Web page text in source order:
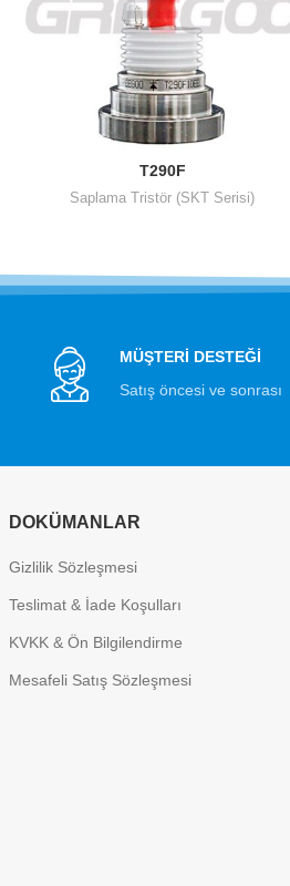
T290F
Saplama Tristör (SKT Serisi)
MÜŞTERİ DESTEĞİ
Satış öncesi ve sonrası
DOKÜMANLAR
Gizlilik Sözleşmesi
Teslimat & İade Koşulları
KVKK & Ön Bilgilendirme
Mesafeli Satış Sözleşmesi